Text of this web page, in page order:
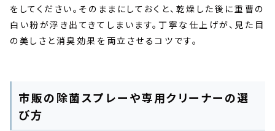
をしてください。そのままにしておくと、乾燥した後に重曹の
白い粉が浮き出てきてしまいます。丁寧な仕上げが、見た目
の美しさと消臭効果を両立させるコツです。
市販の除菌スプレーや専用クリーナーの選
び方